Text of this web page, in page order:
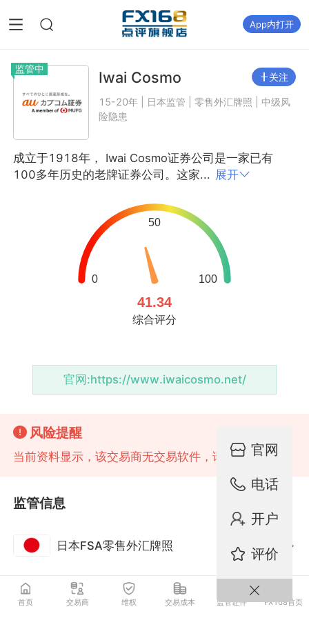
App内打开
监管中 Iwai Cosmo 关注
15-20年 | 日本监管 | 零售外汇牌照 | 中级风
险隐患
成立于1918年， Iwai Cosmo证券公司是一家已有
100多年历史的老牌证券公司。这家... 展开
官网:https://www.iwaicosmo.net/
风险提醒
当前资料显示，该交易商无交易软件，请注意风险!
监管信息
日本FSA零售外汇牌照 监管中
最新动态
官网
电话
开户
评价
首页 交易商 维权 交易成本 监管证件 FX168首页